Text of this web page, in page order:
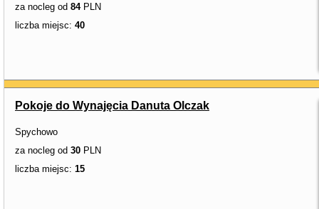
za nocleg od 84PLN
liczba miejsc: 40
Pokoje do Wynajęcia Danuta Olczak
Spychowo
za nocleg od 30 PLN
liczba miejsc: 15